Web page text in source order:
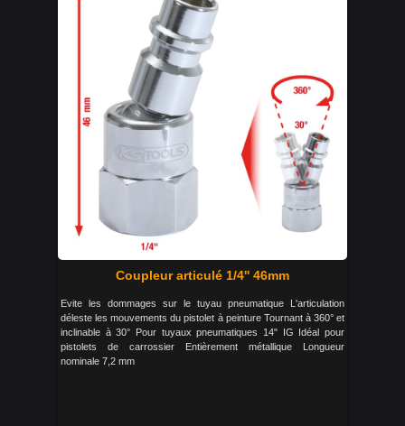
Coupleur articulé 1/4'' 46mm
Evite les dommages sur le tuyau pneumatique L'articulation
déleste les mouvements du pistolet à peinture Tournant à 360° et
inclinable à 30° Pour tuyaux pneumatiques 14" IG Idéal pour
pistolets de carrossier Entièrement métallique Longueur
nominale 7,2 mm